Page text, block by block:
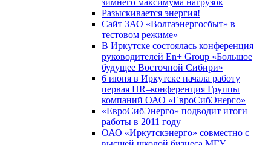
зимнего максимума нагрузок
Разыскивается энергия!
Сайт ЗАО «Волгаэнергосбыт» в
тестовом режиме»
В Иркутске состоялась конференция
руководителей En+ Group «Большое
будущее Восточной Сибири»
6 июня в Иркутске начала работу
первая HR–конференция Группы
компаний ОАО «ЕвроСибЭнерго»
«ЕвроСибЭнерго» подводит итоги
работы в 2011 году
ОАО «Иркутскэнерго» совместно с